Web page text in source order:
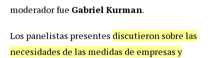
moderador fue Gabriel Kurman.
Los panelistas presentes discutieron sobre las
necesidades de las medidas de empresas y